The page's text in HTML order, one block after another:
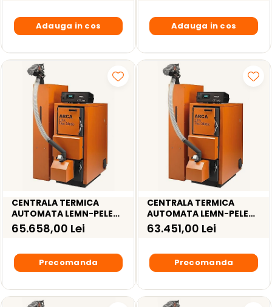
Adauga in cos Adauga in cos
CENTRALA TERMICA
AUTOMATA LEMN-PELETI
ARCA LPA DUO MATIC
90RI INOX – 90 KW
65.658,00 Lei
Precomanda
CENTRALA TERMICA
AUTOMATA LEMN-PELETI
ARCA LPA DUO MATIC 90R
– 90KW
63.451,00 Lei
Precomanda